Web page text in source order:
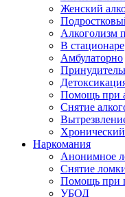
Женский
Алкоголизм
В стационаре
Амбулаторно
Помощь при
Снятие
Наркомания
Анонимное
Снятие
Помощь при
УБОД